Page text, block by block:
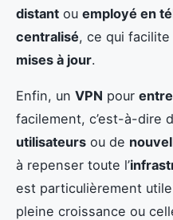
distant ou employé en
centralisé, ce qui facilite
mises à jour.
Enfin, un VPN pour
facilement, c’est-à-dire
utilisateurs ou de
à repenser toute l’
est particulièrement
pleine croissance ou